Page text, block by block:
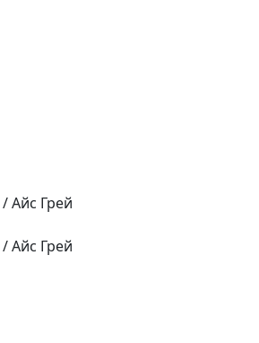
Айс Грей
Айс Грей